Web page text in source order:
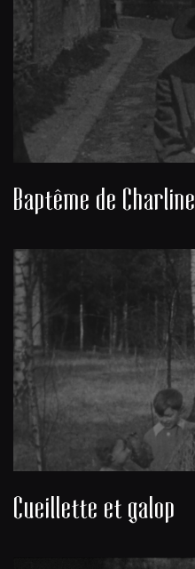
Baptême de Charline
Cueillette et galop